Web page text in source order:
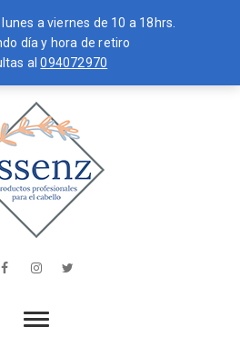
a viernes de 10 a 18hrs.
día y hora de retiro
al094072970
EL CABELLO
FacebookInstagram